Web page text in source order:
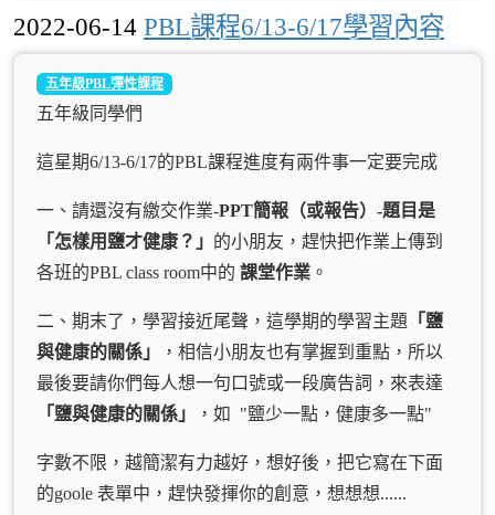
2022-06-14 PBL課程6/13-6/17學習內容
五年級PBL彈性課程
五年級同學們
這星期6/13-6/17的PBL課程進度有兩件事一定要完成
一、請還沒有繳交作業-PPT簡報（或報告）-題目是
「怎樣用鹽才健康？」 的小朋友，趕快把作業上傳到
各班的PBL class room中的 課堂作業 。
二、期末了，學習接近尾聲，這學期的學習主題 「鹽
與健康的關係」
，相信小朋友也有掌握到重點，所以
最後要請你們每人想一句口號或一段廣告詞，來表達
「鹽與健康的關係」
，如 "鹽少一點，健康多一點"
字數不限，越簡潔有力越好，想好後，把它寫在下面
的goole 表單中，趕快發揮你的創意，想想想......